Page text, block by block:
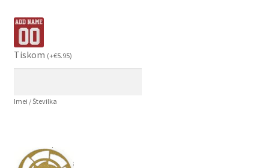
Tiskom (+€5.95)
Imei / Številka